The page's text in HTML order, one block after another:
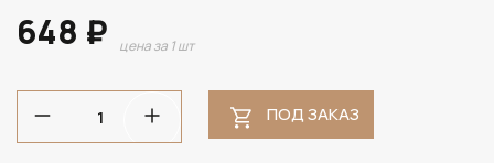
648 ₽ цена за 1 шт
ПОД ЗАКАЗ